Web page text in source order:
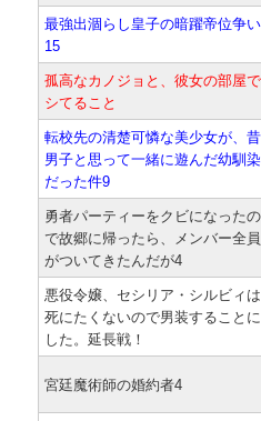
最強出涸らし皇子の暗躍帝位争い
15
孤高なカノジョと、彼女の部屋で
シてること
転校先の清楚可憐な美少女が、昔
男子と思って一緒に遊んだ幼馴染
だった件9
勇者パーティーをクビになったの
で故郷に帰ったら、メンバー全員
がついてきたんだが4
悪役令嬢、セシリア・シルビィは
死にたくないので男装することに
した。延長戦！
宮廷魔術師の婚約者4